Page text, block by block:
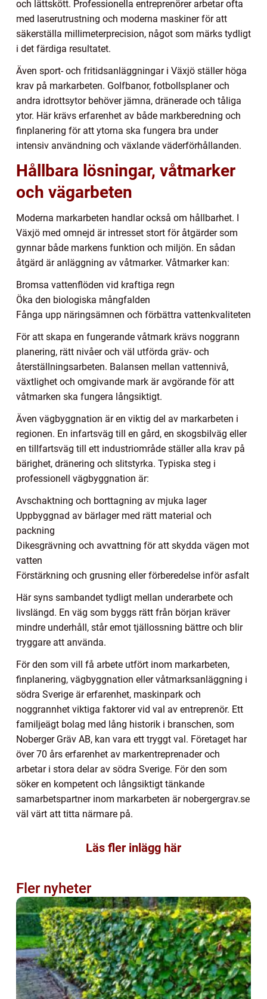
och lättskött. Professionella entreprenörer arbetar ofta
med laserutrustning och moderna maskiner för att
säkerställa millimeterprecision, något som märks tydligt
i det färdiga resultatet.
Även sport- och fritidsanläggningar i Växjö ställer höga
krav på markarbeten. Golfbanor, fotbollsplaner och
andra idrottsytor behöver jämna, dränerade och tåliga
ytor. Här krävs erfarenhet av både markberedning och
finplanering för att ytorna ska fungera bra under
intensiv användning och växlande väderförhållanden.
Hållbara lösningar, våtmarker
och vägarbeten
Moderna markarbeten handlar också om hållbarhet. I
Växjö med omnejd är intresset stort för åtgärder som
gynnar både markens funktion och miljön. En sådan
åtgärd är anläggning av våtmarker. Våtmarker kan:
Bromsa vattenflöden vid kraftiga regn
Öka den biologiska mångfalden
Fånga upp näringsämnen och förbättra vattenkvaliteten
För att skapa en fungerande våtmark krävs noggrann
planering, rätt nivåer och väl utförda gräv- och
återställningsarbeten. Balansen mellan vattennivå,
växtlighet och omgivande mark är avgörande för att
våtmarken ska fungera långsiktigt.
Även vägbyggnation är en viktig del av markarbeten i
regionen. En infartsväg till en gård, en skogsbilväg eller
en tillfartsväg till ett industriområde ställer alla krav på
bärighet, dränering och slitstyrka. Typiska steg i
professionell vägbyggnation är:
Avschaktning och borttagning av mjuka lager
Uppbyggnad av bärlager med rätt material och
packning
Dikesgrävning och avvattning för att skydda vägen mot
vatten
Förstärkning och grusning eller förberedelse inför asfalt
Här syns sambandet tydligt mellan underarbete och
livslängd. En väg som byggs rätt från början kräver
mindre underhåll, står emot tjällossning bättre och blir
tryggare att använda.
För den som vill få arbete utfört inom markarbeten,
finplanering, vägbyggnation eller våtmarksanläggning i
södra Sverige är erfarenhet, maskinpark och
noggrannhet viktiga faktorer vid val av entreprenör. Ett
familjeägt bolag med lång historik i branschen, som
Noberger Gräv AB, kan vara ett tryggt val. Företaget har
över 70 års erfarenhet av markentreprenader och
arbetar i stora delar av södra Sverige. För den som
söker en kompetent och långsiktigt tänkande
samarbetspartner inom markarbeten är nobergergrav.se
väl värt att titta närmare på.
Läs fler inlägg här
Fler nyheter